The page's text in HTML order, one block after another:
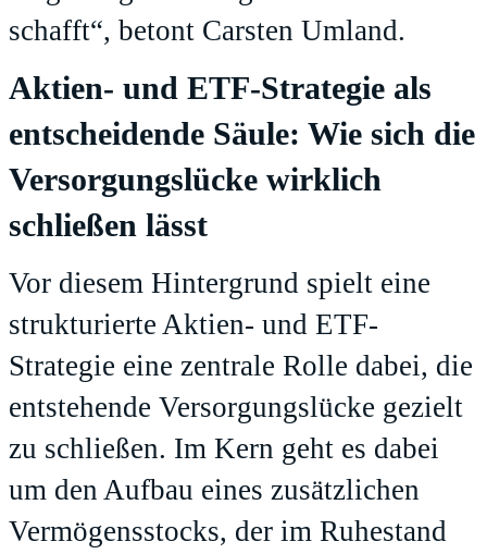
schafft“, betont Carsten Umland.
Aktien- und ETF-Strategie als
entscheidende Säule: Wie sich die
Versorgungslücke wirklich
schließen lässt
Vor diesem Hintergrund spielt eine
strukturierte Aktien- und ETF-
Strategie eine zentrale Rolle dabei, die
entstehende Versorgungslücke gezielt
zu schließen. Im Kern geht es dabei
um den Aufbau eines zusätzlichen
Vermögensstocks, der im Ruhestand